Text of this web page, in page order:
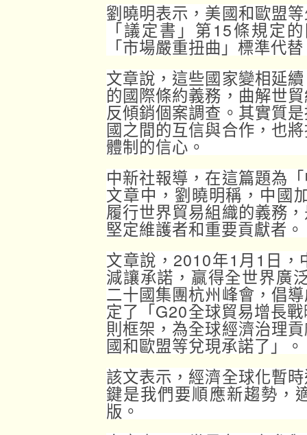
劉曉明表示，美國和歐盟
「議定書」第15條規定
「市場嚴重扭曲」標準代
文章說，這些國家變相延
的國際條約義務，曲解世
反傾銷個案調查。其實質
國之間的互信與合作，也
體制的信心。
中新社報導，在這篇題為
文章中，劉曉明稱，中國
履行世界貿易組織的義務
堅定維護者和重要貢獻者。
文章說，2010年1月1日
減讓承諾，贏得全世界廣
二十國集團杭州峰會，倡
定了「G20全球貿易增長
則框架，為全球經濟治理
國和歐盟等兌現承諾了」。
該文表示，經濟全球化暫
鍵是我們要順應新趨勢，
版。